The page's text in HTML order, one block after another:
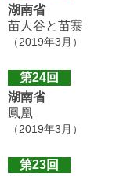
湖南省
苗人谷と苗寨
（2019年3月）
第24回
湖南省
鳳凰
（2019年3月）
第23回